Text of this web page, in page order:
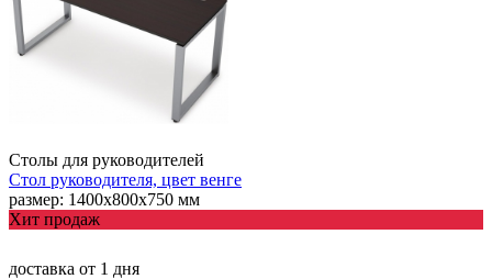
Столы для руководителей
Стол руководителя, цвет венге
размер: 1400х800х750 мм
Хит продаж
доставка от 1 дня